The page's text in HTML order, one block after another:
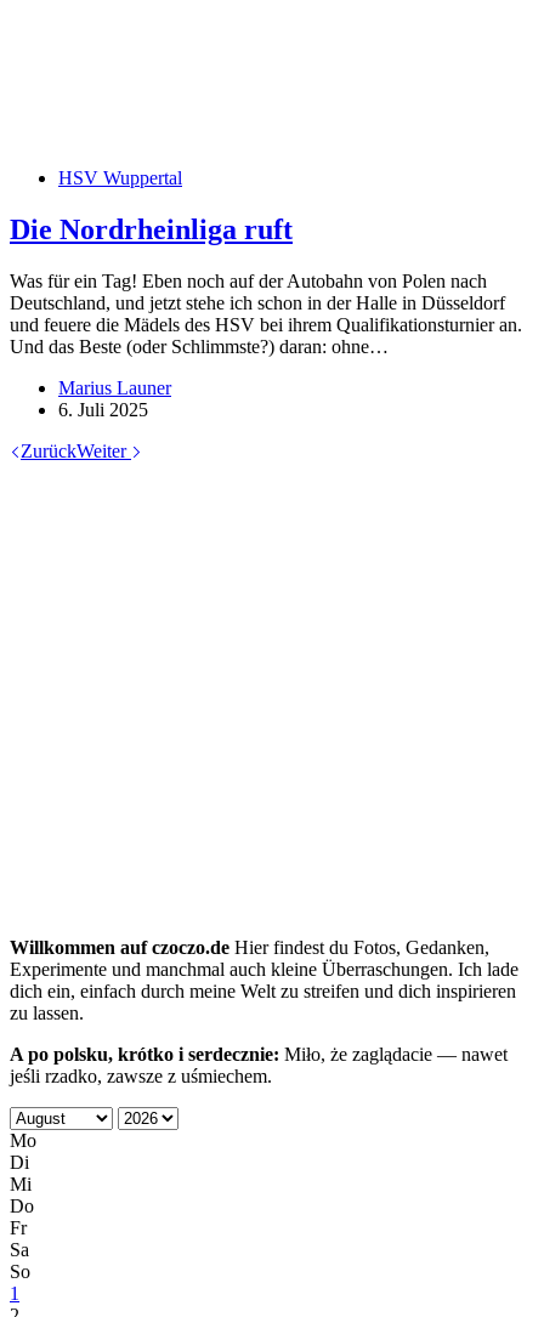
HSV Wuppertal
Die Nordrheinliga ruft
Was für ein Tag! Eben noch auf der Autobahn von Polen nach
Deutschland, und jetzt stehe ich schon in der Halle in Düsseldorf
und feuere die Mädels des HSV bei ihrem Qualifikationsturnier an.
Und das Beste (oder Schlimmste?) daran: ohne…
Marius Launer
6. Juli 2025
ZurückWeiter
Willkommen auf czoczo.de Hier findest du Fotos, Gedanken,
Experimente und manchmal auch kleine Überraschungen. Ich lade
dich ein, einfach durch meine Welt zu streifen und dich inspirieren
zu lassen.
A po polsku, krótko i serdecznie: Miło, że zaglądacie — nawet
jeśli rzadko, zawsze z uśmiechem.
Mo
Di
Mi
Do
Fr
Sa
So
1